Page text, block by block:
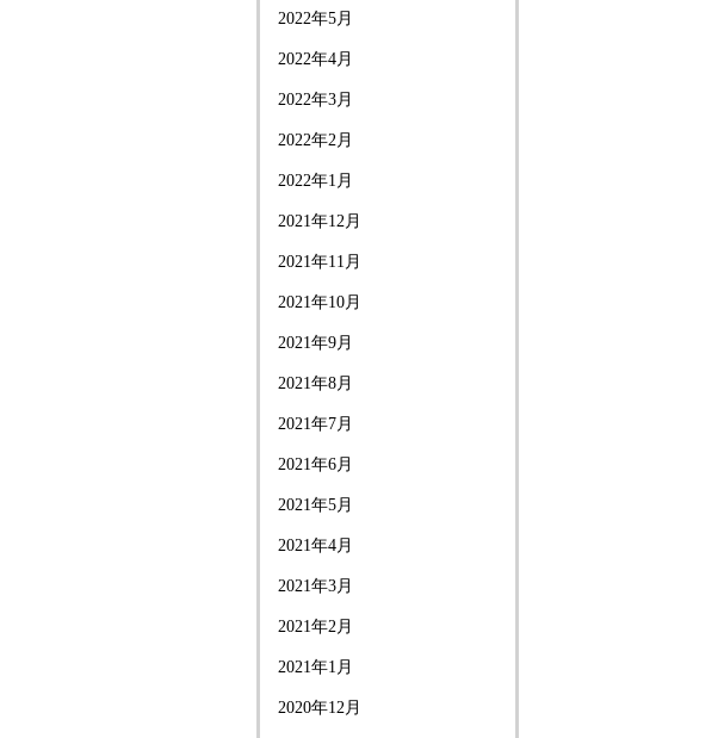
2022年5月
2022年4月
2022年3月
2022年2月
2022年1月
2021年12月
2021年11月
2021年10月
2021年9月
2021年8月
2021年7月
2021年6月
2021年5月
2021年4月
2021年3月
2021年2月
2021年1月
2020年12月